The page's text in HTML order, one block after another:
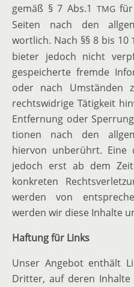
gemäß § 7 Abs.1 TMGfür
Seiten nach den
wortlich. Nach §§ 8 bis 10
bieter jedoch nicht
gespei­cherte fremde
oder nach Umständen
rechts­widrige Tätigkeit
Entfernung oder
tionen nach den
hiervon unberührt. Eine
jedoch erst ab dem
konkreten
werden von
werden wir diese Inhalte
Haftung für Links
Unser Angebot enthält
Dritter, auf deren Inhalte